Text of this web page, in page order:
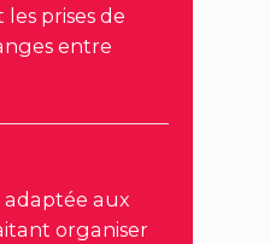
prises de
entre
aux
organiser